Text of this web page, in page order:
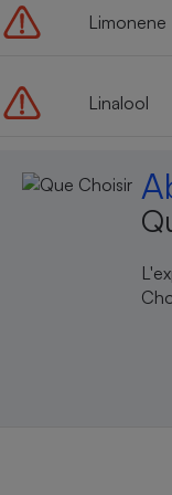
Limonene
Linalool